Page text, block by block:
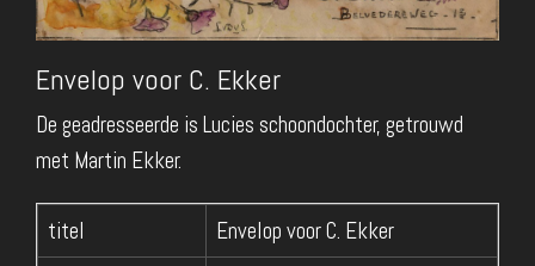
Envelop voor C. Ekker
De geadresseerde is Lucies schoondochter, getrouwd
met Martin Ekker.
titel
Envelop voor C. Ekker